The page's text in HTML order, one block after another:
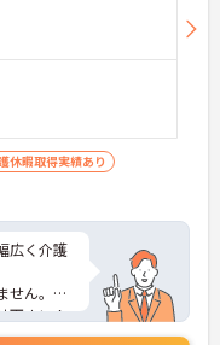
休暇取得実績あり
広く介護
ん。
下さい！